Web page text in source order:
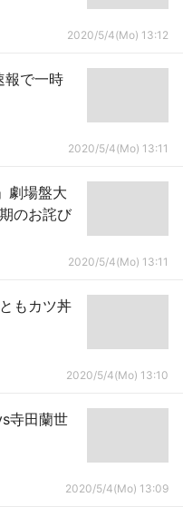
2020/5/4(Mo) 13:12
報で一時
2020/5/4(Mo) 13:11
劇場盤大
のお詫び
2020/5/4(Mo) 13:11
もカツ丼
2020/5/4(Mo) 13:10
寺田蘭世
2020/5/4(Mo) 13:09